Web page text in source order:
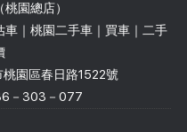
園總店）
｜桃園二手車｜買車｜二手
園區春日路1522號
－303－077